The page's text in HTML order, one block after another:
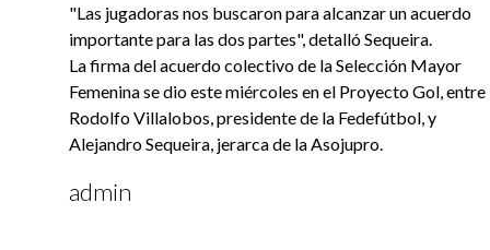
"Las jugadoras nos buscaron para alcanzar un acuerdo
importante para las dos partes", detalló Sequeira.
La firma del acuerdo colectivo de la Selección Mayor
Femenina se dio este miércoles en el Proyecto Gol, entre
Rodolfo Villalobos, presidente de la Fedefútbol, y
Alejandro Sequeira, jerarca de la Asojupro.
admin